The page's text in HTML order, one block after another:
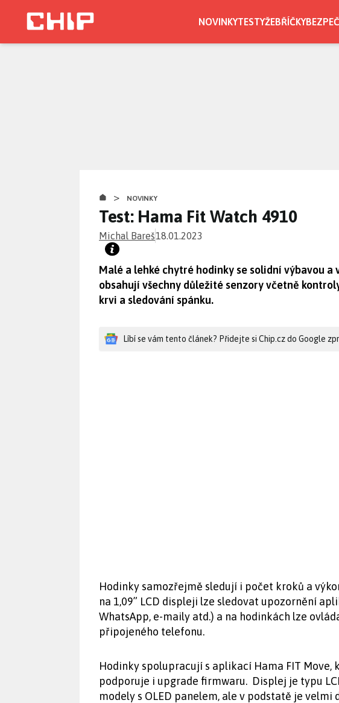
NOVINKYTESTYŽEBŘÍČKY
> NOVINKY
Test: Hama Fit Watch 4910
Michal Bareš18.01.2023
Malé a lehké chytré hodinky se solidní výbavou a
obsahují všechny důležité senzory včetně
krvi a sledování spánku.
Líbí se vám tento článek? Přidejte si Chip.cz do Google
Hodinky samozřejmě sledují i počet kroků a
na 1,09” LCD displeji lze sledovat upozornění
WhatsApp, e-maily atd.) a na hodinkách lze
připojeného telefonu.
Hodinky spolupracují s aplikací Hama FIT Move,
podporuje i upgrade firmwaru. Displej je typu
modely s OLED panelem, ale v podstatě je